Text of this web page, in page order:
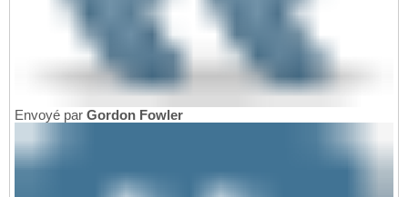
Envoyé par Gordon Fowler